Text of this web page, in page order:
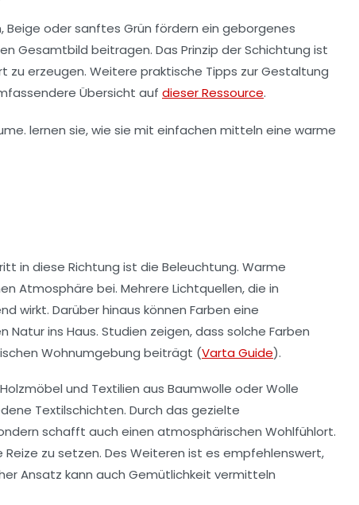
Beige oder sanftes Grün fördern ein geborgenes
Gesamtbild beitragen. Das Prinzip derSchichtung ist
zu erzeugen. Weitere praktische Tipps zur Gestaltung
Übersicht auf dieser Ressource.
in diese Richtung ist die Beleuchtung. Warme
Atmosphäre bei. Mehrere Lichtquellen, die in
wirkt. Darüber hinaus können Farben eine
Natur ins Haus. Studien zeigen, dass solche Farben
Wohnumgebung beiträgt (Varta Guide).
und Textilien aus Baumwolle oder Wolle
Textilschichten. Durch das gezielte
schafft auch einen atmosphärischen Wohlfühlort.
zu setzen. Des Weiteren ist es empfehlenswert,
Ansatz kann auch Gemütlichkeit vermitteln